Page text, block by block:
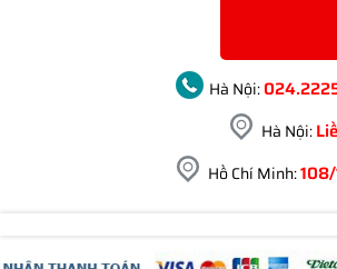
Hà Nội:
Hà Nội:
Hồ Chí Minh: